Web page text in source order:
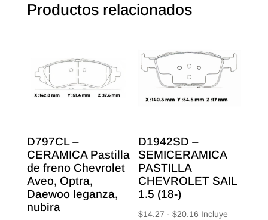
Productos relacionados
D797CL –
CERAMICA Pastilla
de freno Chevrolet
Aveo, Optra,
Daewoo leganza,
nubira
D1942SD –
SEMICERAMICA
PASTILLA
CHEVROLET SAIL
1.5 (18-)
$14.27 - $20.16 Rango
Incluye